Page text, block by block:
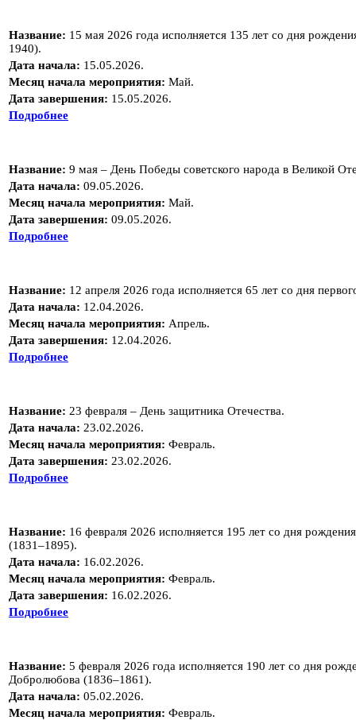
Название: 15 мая 2026 года исполняется 135 лет со дня
1940).
Дата начала: 15.05.2026.
Месяц начала мероприятия: Май.
Дата завершения: 15.05.2026.
Подробнее
Название: 9 мая – День Победы советского народа в Великой
Дата начала: 09.05.2026.
Месяц начала мероприятия: Май.
Дата завершения: 09.05.2026.
Подробнее
Название: 12 апреля 2026 года исполняется 65 лет со дня
Дата начала: 12.04.2026.
Месяц начала мероприятия: Апрель.
Дата завершения: 12.04.2026.
Подробнее
Название: 23 февраля – День защитника Отечества.
Дата начала: 23.02.2026.
Месяц начала мероприятия: Февраль.
Дата завершения: 23.02.2026.
Подробнее
Название: 16 февраля 2026 исполняется 195 лет со дня
(1831–1895).
Дата начала: 16.02.2026.
Месяц начала мероприятия: Февраль.
Дата завершения: 16.02.2026.
Подробнее
Название: 5 февраля 2026 года исполняется 190 лет со дня
Добролюбова (1836–1861).
Дата начала: 05.02.2026.
Месяц начала мероприятия: Февраль.